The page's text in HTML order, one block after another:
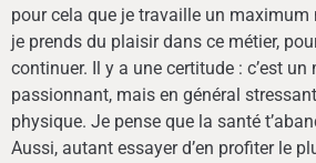
pour cela que je travaille un
je prends du plaisir dans ce métier,
continuer. Il y a une certitude : c’est un
passionnant, mais en général
physique. Je pense que la santé
Aussi, autant essayer d’en profiter le